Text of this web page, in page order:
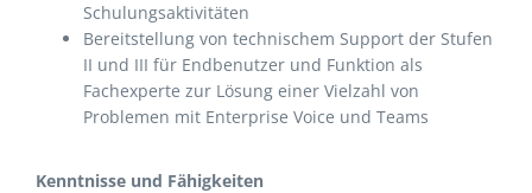
Schulungsaktivitäten
Bereitstellung von technischem Support der Stufen
II und III für Endbenutzer und Funktion als
Fachexperte zur Lösung einer Vielzahl von
Problemen mit Enterprise Voice und Teams
Kenntnisse und Fähigkeiten